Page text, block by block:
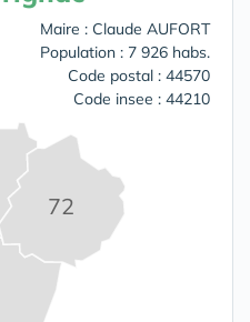
Maire : Claude AUFORT
Population : 7 926 habs.
Code postal : 44570
Code insee : 44210
72